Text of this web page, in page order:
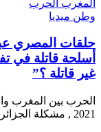
وطن ميديا
حلقات المصري
أسلحة قاتلة في
غير قاتلة ؟”
2021 , مشكلة الجزائر والمغرب…